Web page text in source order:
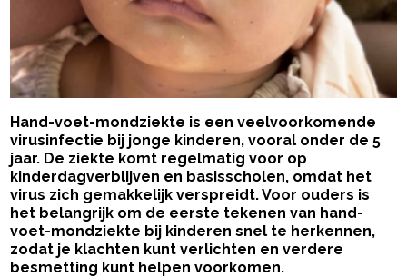
Hand-voet-mondziekte is een veelvoorkomende
virusinfectie bij jonge kinderen, vooral onder de 5
jaar. De ziekte komt regelmatig voor op
kinderdagverblijven en basisscholen, omdat het
virus zich gemakkelijk verspreidt. Voor ouders is
het belangrijk om de eerste tekenen van hand-
voet-mondziekte bij kinderen snel te herkennen,
zodat je klachten kunt verlichten en verdere
besmetting kunt helpen voorkomen.